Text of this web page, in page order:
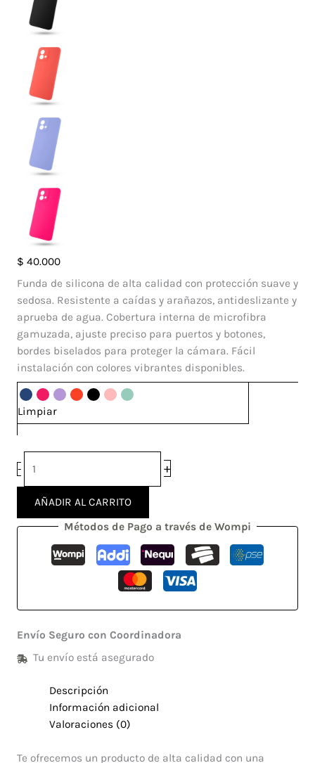
$ 40.000
Funda de silicona de alta calidad con protección suave y
sedosa. Resistente a caídas y arañazos, antideslizante y
aprueba de agua. Cobertura interna de microfibra
gamuzada, ajuste preciso para puertos y botones,
bordes biselados para proteger la cámara. Fácil
instalación con colores vibrantes disponibles.
Limpiar
-
Case
Silicone
Motorola
cantidad
+
AÑADIR AL CARRITO
Métodos de Pago a través de Wompi
Envío Seguro con Coordinadora
Tu envío está asegurado
Descripción
Información adicional
Valoraciones (0)
Te ofrecemos un producto de alta calidad con una